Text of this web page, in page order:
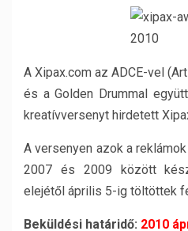
A Xipax.com az ADCE-vel
és a Golden Drummal
kreatívversenyt hirdetett
A versenyen azok a
2007 és 2009 között
elejétől április 5-ig töltöttek
Beküldési határidő: 2010